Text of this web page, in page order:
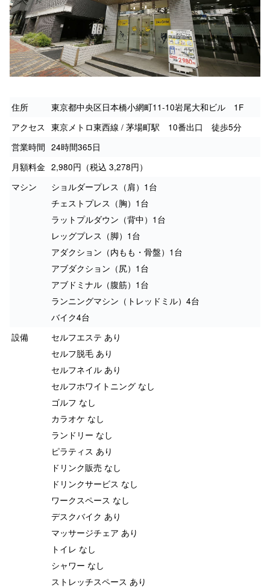
住所
東京都中央区日本橋小網町11-10岩尾大和ビル 1F
アクセス 東京メトロ東西線 / 茅場町駅 10番出口 徒歩5分
営業時間 24時間365日
月額料金 2,980円（税込 3,278円）
マシン
ショルダープレス（肩）1台
チェストプレス（胸）1台
ラットプルダウン（背中）1台
レッグプレス（脚）1台
アダクション（内もも・骨盤）1台
アブダクション（尻）1台
アブドミナル（腹筋）1台
ランニングマシン（トレッドミル）4台
バイク4台
設備
セルフエステ あり
セルフ脱毛 あり
セルフネイル あり
セルフホワイトニング なし
ゴルフ なし
カラオケ なし
ランドリー なし
ピラティス あり
ドリンク販売 なし
ドリンクサービス なし
ワークスペース なし
デスクバイク あり
マッサージチェア あり
トイレ なし
シャワー なし
ストレッチスペース あり